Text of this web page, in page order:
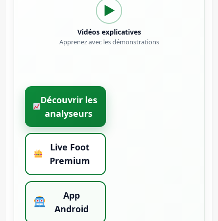
▶
Vidéos explicatives
Apprenez avec les démonstrations
Découvrir les
analyseurs
Live Foot
Premium
App
Android